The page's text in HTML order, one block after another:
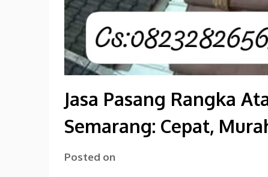
Jasa Pasang Rangka
Semarang: Cepat,
Posted on